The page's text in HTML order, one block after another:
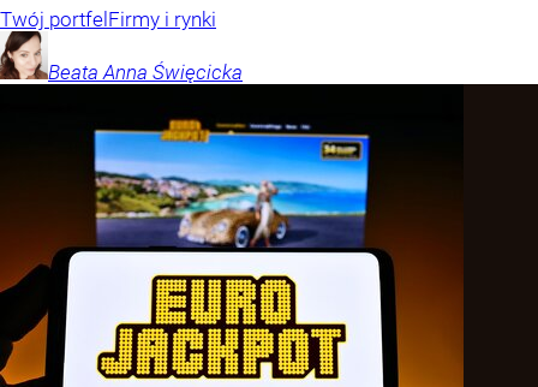
Twój portfel Firmy i rynki
Beata Anna Święcicka